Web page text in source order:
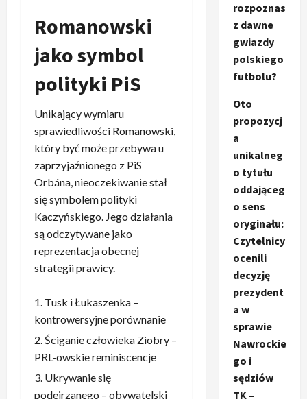
Romanowski
jako symbol
polityki PiS
Unikający wymiaru
sprawiedliwości Romanowski,
który być może przebywa u
zaprzyjaźnionego z PiS
Orbána, nieoczekiwanie stał
się symbolem polityki
Kaczyńskiego. Jego działania
są odczytywane jako
reprezentacja obecnej
strategii prawicy.
Tusk i Łukaszenka –
kontrowersyjne porównanie
Ściganie człowieka Ziobry –
PRL-owskie reminiscencje
Ukrywanie się
podejrzanego – obywatelski
rozpoznas
z dawne
gwiazdy
polskiego
futbolu?
Oto
propozycj
a
unikalneg
o tytułu
oddająceg
o sens
oryginału:
Czytelnicy
ocenili
decyzję
prezydent
a w
sprawie
Nawrockie
go i
sędziów
TK –